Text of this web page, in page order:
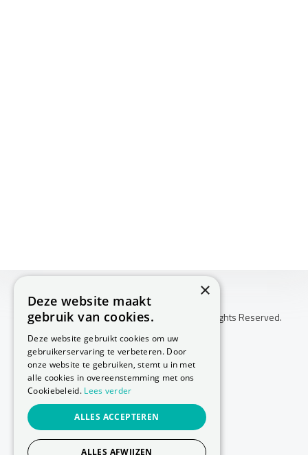
Copyright © 2026 Huis Voor Gezondheid. All Rights Reserved.
Klachtenprocedure
Annuleringsvoorwaarden
-
-
Privacy Policy
Cookie Policy
×
Deze website maakt
gebruik van cookies.
Deze website gebruikt cookies om uw
gebruikerservaring te verbeteren. Door
onze website te gebruiken, stemt u in met
alle cookies in overeenstemming met ons
Cookiebeleid. Lees verder
ALLES ACCEPTEREN
ALLES AFWIJZEN